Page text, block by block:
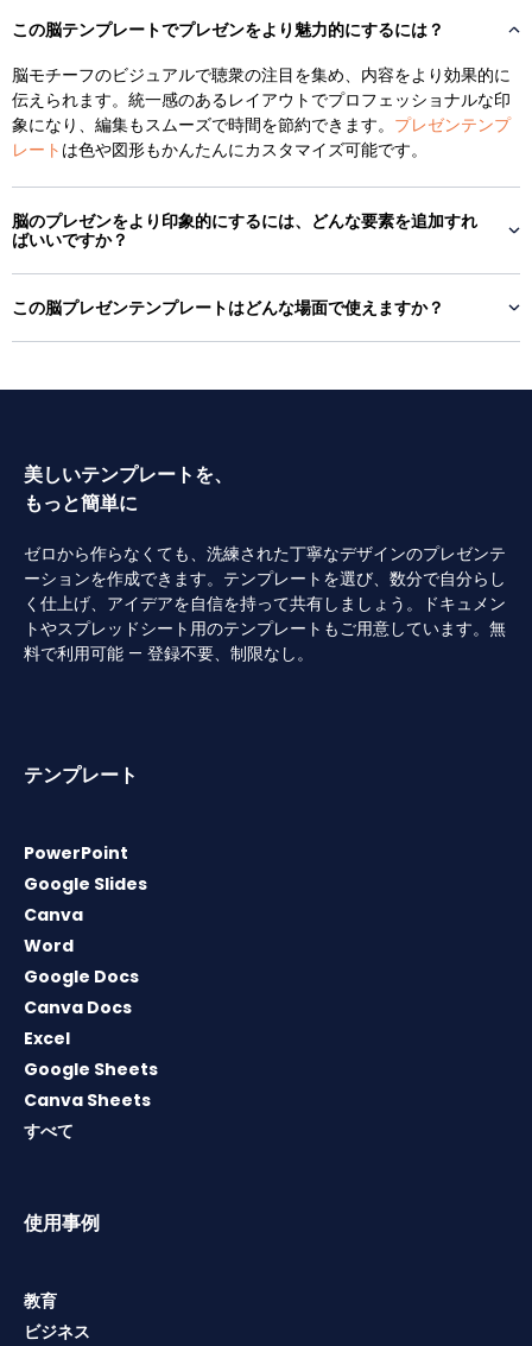
この脳テンプレートでプレゼンをより魅力的にするには？
脳モチーフのビジュアルで聴衆の注目を集め、内容をより効果的に
伝えられます。統一感のあるレイアウトでプロフェッショナルな印
象になり、編集もスムーズで時間を節約できます。 プレゼンテンプ
レート は色や図形もかんたんにカスタマイズ可能です。
脳のプレゼンをより印象的にするには、どんな要素を追加すれ
ばいいですか？
この脳プレゼンテンプレートはどんな場面で使えますか？
美しいテンプレートを、
もっと簡単に
ゼロから作らなくても、洗練された丁寧なデザインのプレゼンテ
ーションを作成できます。テンプレートを選び、数分で自分らし
く仕上げ、アイデアを自信を持って共有しましょう。ドキュメン
トやスプレッドシート用のテンプレートもご用意しています。無
料で利用可能 — 登録不要、制限なし。
テンプレート
PowerPoint
Google Slides
Canva
Word
Google Docs
Canva Docs
Excel
Google Sheets
Canva Sheets
すべて
使用事例
教育
ビジネス